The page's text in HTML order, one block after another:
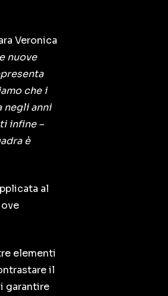
Veronica
nuove
che i
negli anni
infine –
è
al
elementi
il
garantire